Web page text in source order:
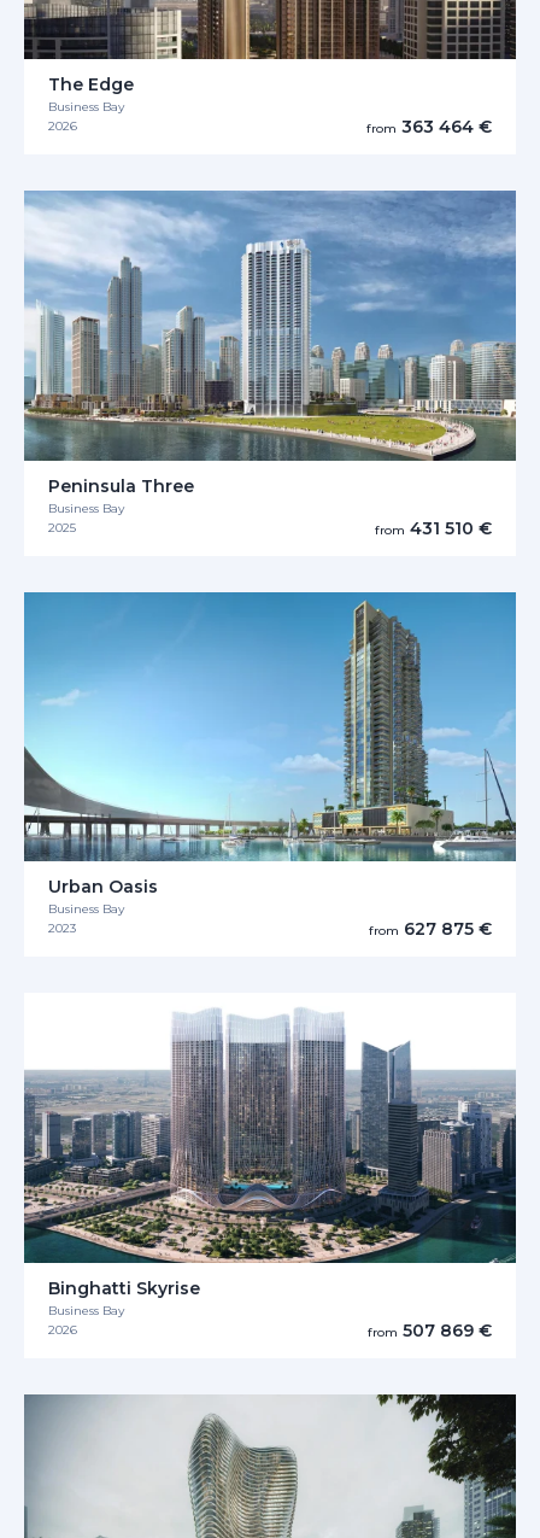
The Edge
Business Bay
2026
from 363 464 €
Peninsula Three
Business Bay
2025
from 431 510 €
Urban Oasis
Business Bay
2023
from 627 875 €
Binghatti Skyrise
Business Bay
2026
from 507 869 €